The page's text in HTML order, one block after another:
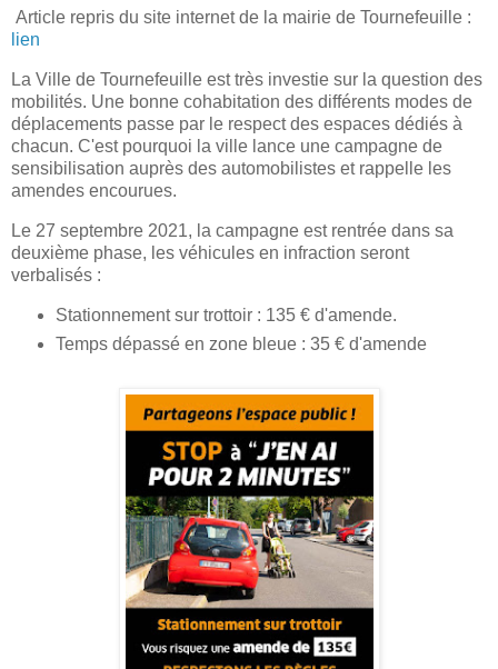
Article repris du site internet de la mairie de Tournefeuille :
lien
La Ville de Tournefeuille est très investie sur la question des
mobilités. Une bonne cohabitation des différents modes de
déplacements passe par le respect des espaces dédiés à
chacun. C'est pourquoi la ville lance une campagne de
sensibilisation auprès des automobilistes et rappelle les
amendes encourues.
Le 27 septembre 2021, la campagne est rentrée dans sa
deuxième phase, les véhicules en infraction seront
verbalisés :
Stationnement sur trottoir : 135 € d'amende.
Temps dépassé en zone bleue : 35 € d'amende